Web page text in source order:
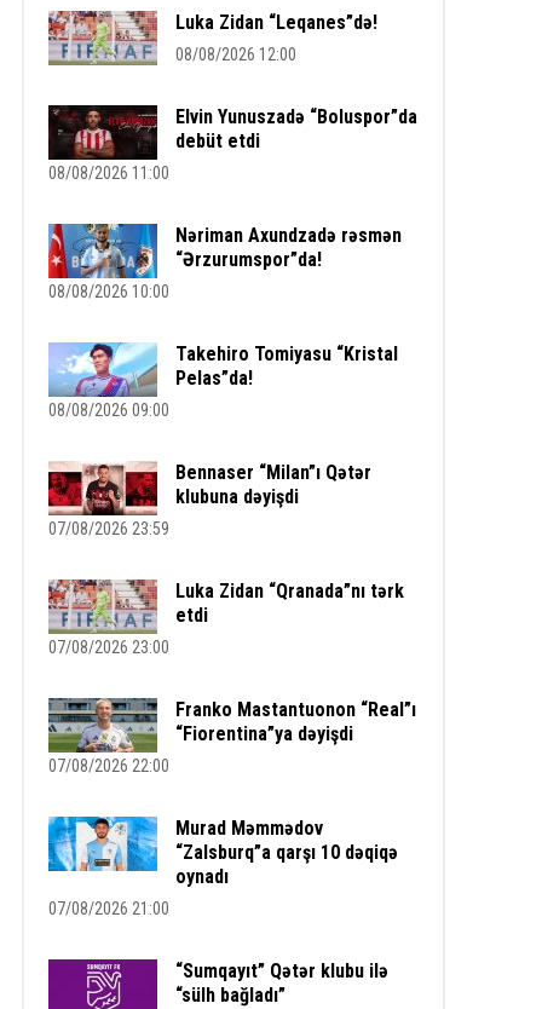
Luka Zidan “Leqanes”də!
08/08/2026 12:00
Elvin Yunuszadə “Boluspor”da
debüt etdi
08/08/2026 11:00
Nəriman Axundzadə rəsmən
“Ərzurumspor”da!
08/08/2026 10:00
Takehiro Tomiyasu “Kristal
Pelas”da!
08/08/2026 09:00
Bennaser “Milan”ı Qətər
klubuna dəyişdi
07/08/2026 23:59
Luka Zidan “Qranada”nı tərk
etdi
07/08/2026 23:00
Franko Mastantuonon “Real”ı
“Fiorentina”ya dəyişdi
07/08/2026 22:00
Murad Məmmədov
“Zalsburq”a qarşı 10 dəqiqə
oynadı
07/08/2026 21:00
“Sumqayıt” Qətər klubu ilə
“sülh bağladı”